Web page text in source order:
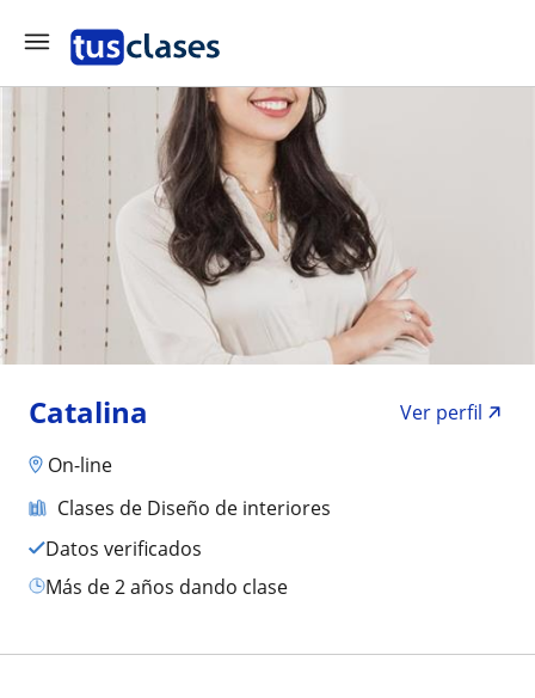
Catalina
Ver perfil
On-line
Clases de Diseño de interiores
Datos verificados
más de 2 años dando clase